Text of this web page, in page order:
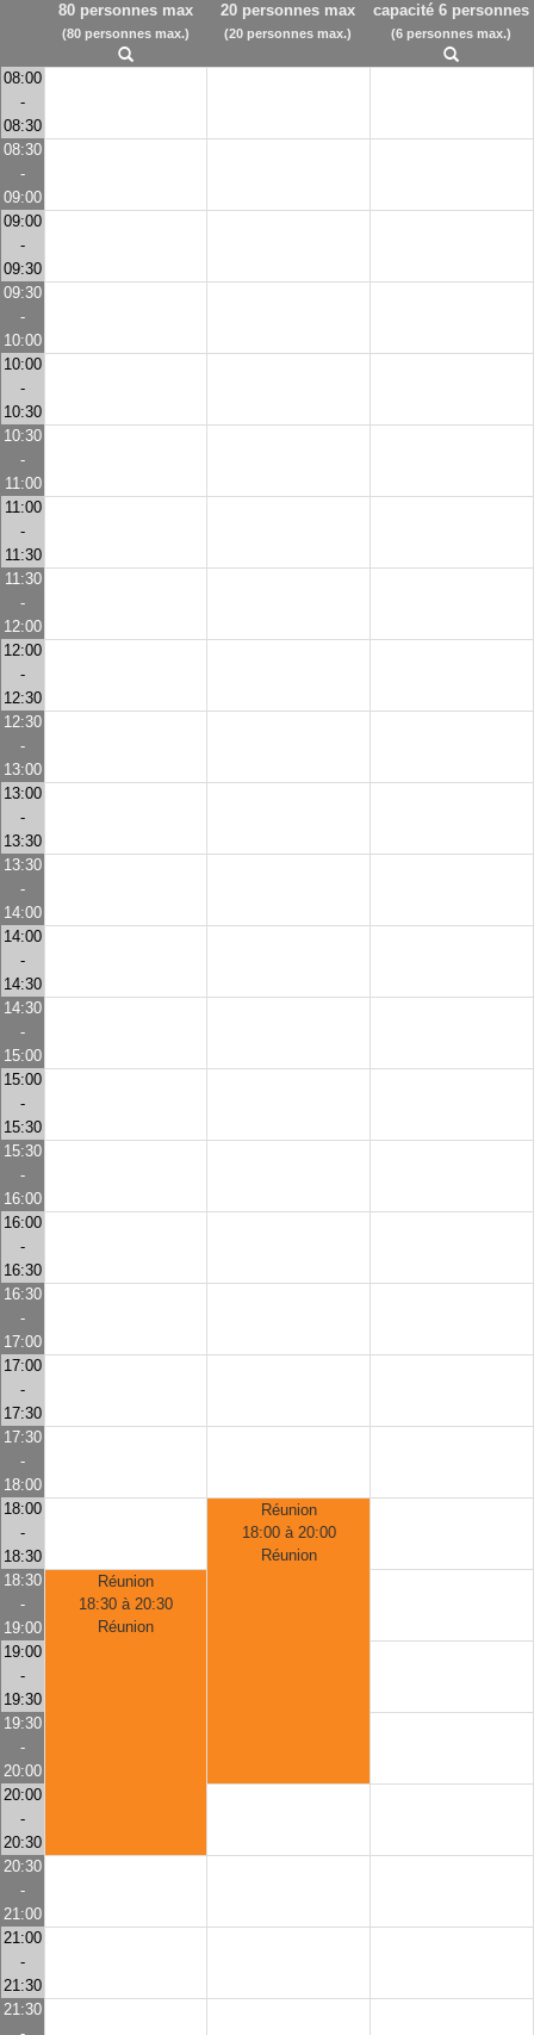
80 personnes max
(80 personnes max.)
20 personnes max
(20 personnes max.)
capacité 6 personnes
(6 personnes max.)
08:00
-
08:30
08:30
-
09:00
09:00
-
09:30
09:30
-
10:00
10:00
-
10:30
10:30
-
11:00
11:00
-
11:30
11:30
-
12:00
12:00
-
12:30
12:30
-
13:00
13:00
-
13:30
13:30
-
14:00
14:00
-
14:30
14:30
-
15:00
15:00
-
15:30
15:30
-
16:00
16:00
-
16:30
16:30
-
17:00
17:00
-
17:30
17:30
-
18:00
18:00
-
18:30
Réunion
18:00 à 20:00
Réunion
18:30
-
19:00
Réunion
18:30 à 20:30
Réunion
19:00
-
19:30
19:30
-
20:00
20:00
-
20:30
20:30
-
21:00
21:00
-
21:30
21:30